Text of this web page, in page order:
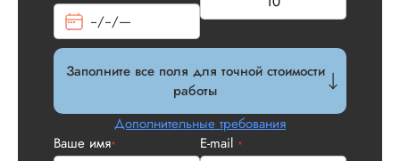
Заполните все поля для точной стоимости
работы
Дополнительные требования
Ваше имя* E-mail *
третьих, удобная
запутаться. Ну...
Читать полный
Спасибо!
ваши слова